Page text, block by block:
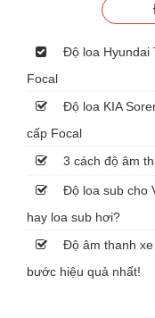
Độ loa Hyundai
Focal
Độ loa KIA
cấp Focal
3 cách độ âm
Độ loa sub cho
hay loa sub hơi?
Độ âm thanh
bước hiệu quả nhất!